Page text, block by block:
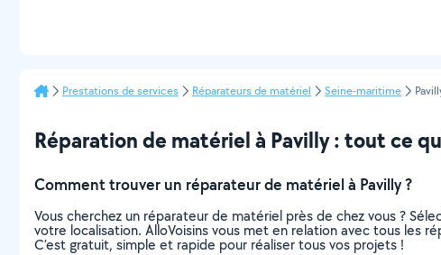
Prestations de services Réparateurs de matériel Seine-maritime
Réparation de matériel à Pavilly : tout ce
Comment trouver un réparateur de matériel à Pavilly ?
Vous cherchez un réparateur de matériel près de chez vous ?
votre localisation. AlloVoisins vous met en relation avec tous les
C’est gratuit, simple et rapide pour réaliser tous vos projets !